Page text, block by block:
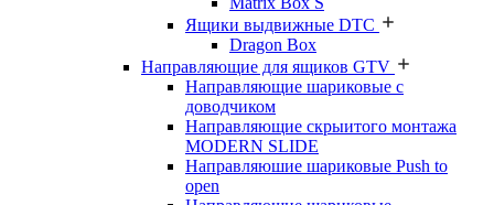
Ящики выдвижные DTC
Dragon Box
Направляющие для ящиков GTV
Направляющие шариковые с
доводчиком
Направляющие скрыитого монтажа
MODERN SLIDE
Направляюшие шариковые Push to
open